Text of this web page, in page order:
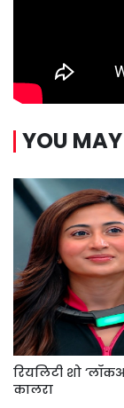
YOU
रियलिटी शो
कालरा